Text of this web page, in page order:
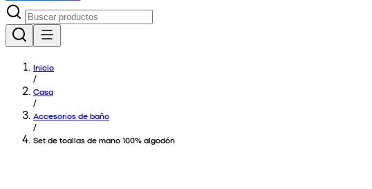
Inicio
/
Casa
/
Accesorios de baño
/
Set de toallas de mano 100% algodón